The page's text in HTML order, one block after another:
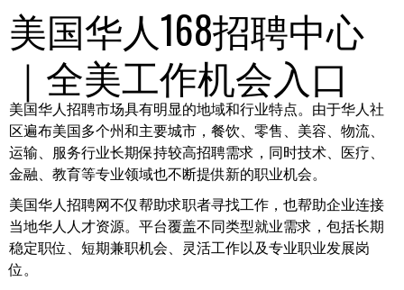
美国华人168招聘中心
｜全美工作机会入口
美国华人招聘市场具有明显的地域和行业特点。由于华人社
区遍布美国多个州和主要城市，餐饮、零售、美容、物流、
运输、服务行业长期保持较高招聘需求，同时技术、医疗、
金融、教育等专业领域也不断提供新的职业机会。
美国华人招聘网不仅帮助求职者寻找工作，也帮助企业连接
当地华人人才资源。平台覆盖不同类型就业需求，包括长期
稳定职位、短期兼职机会、灵活工作以及专业职业发展岗
位。